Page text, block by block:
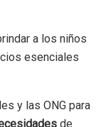
a los niños
esenciales
y las ONG para
de